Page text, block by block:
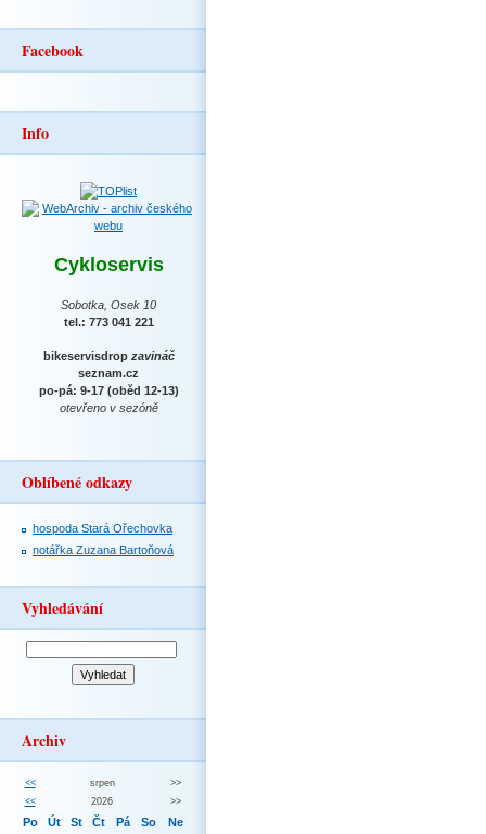
Facebook
Info
Cykloservis
Sobotka, Osek 10
tel.: 773 041 221
bikeservisdrop zavináč
seznam.cz
po-pá: 9-17 (oběd 12-13)
otevřeno v sezóně
Oblíbené odkazy
hospoda Stará Ořechovka
notářka Zuzana Bartoňová
Vyhledávání
Archiv
<< srpen
>>
<<
2026 >>
Po Út St Čt Pá So Ne